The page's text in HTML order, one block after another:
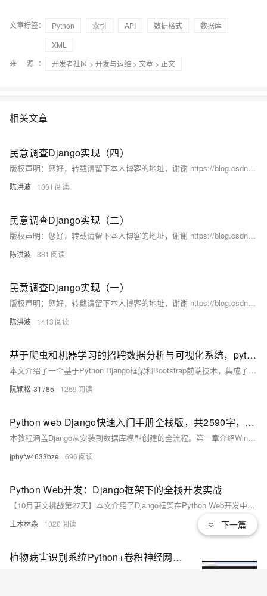
文章标签： Python 索引 API 数据格式
数据库
XML
来 源：
开发者社区 > 开发与运维 > 文章 > 正文
相关文章
民意调查Django实现（四）
版权声明：您好，转载请留下本人博客的地址，谢谢 https://blog.csdn.net/hongbochen1223/article/details/50329533 我们接着上一小节的末尾开始学习，在上一个小节中，我们主要是了解了Django中的模板，即templates的使用。
陈洪波 1001
民意调查Django实现（二）
版权声明：您好，转载请留下本人博客的地址，谢谢 https://blog.csdn.net/hongbochen1223/article/details/50114495 我们接着第一讲中的代码编写。
陈洪波 881
民意调查Django实现（一）
版权声明：您好，转载请留下本人博客的地址，谢谢 https://blog.csdn.net/hongbochen1223/article/details/49998301 经过两天的python2.7的学习和Django的基础部分的了解，在Django的官网上，我看到了一个实例程序，该实例程序是通过一个基本民意调查程序的完成来深入理解Django框架。
陈洪波 1413
基于爬虫和机器学习的招聘数据分析与可视化系统，python django框架，前端bootstrap，机器学习有八种带有可视化大屏和后台
本文介绍了一个基于Python Django框架和Bootstrap前端技术，集成了机器学习算法和数据可视化的招聘数据分析与可视化系统，该系统通过爬虫技术获取职位信息，并使用多种机器学习模型进行薪资预测、职位匹配和趋势分析，提供了一个直观的可视化大屏和后台管理系统，以优化招聘策略并提升决策质量。
阮颖松-31785 1269
Python web Django快速入门手册全栈版，共2590字，短小精悍
本教程涵盖Django从安装到数据库模型创建的全流程。第一章介绍Windows、Linux及macOS下虚拟环境搭建与Django安装验证；第二章讲解项目创建、迁移与运行；第三章演示应用APP创建及项目汉化；第四章说明超级用户创建与后台登录；第五章深入数据库模型设计，包括类与表的对应关系及模型创建步骤。内容精炼实用，适合快速入门Django全栈开发。
jphyfw4633bze 696
Python Web开发：Django框架下的全栈开发实战
【10月更文挑战第27天】本文介绍了Django框架在Python Web开发中的应用，涵盖了Django与Flask等框架的比较、项目结构、模型、视图、模板和URL配置等内容，并展示了实际代码示例，帮助读者快速掌握Django全栈开发的核心技术。
土木林森 1020
植物病害识别系统Python+卷积神经网络算法+图像识别+人工智能项目+深度学习项目+计算机课设项目+Django网页界面
下一篇